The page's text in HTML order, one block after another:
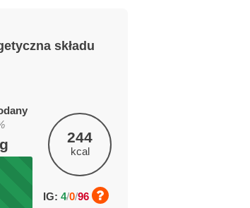
składu
g 244
kcal
IG: 4/0/96